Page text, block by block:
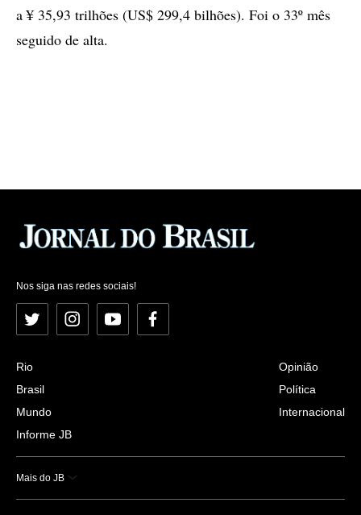
a ¥ 35,93 trilhões (US$ 299,4 bilhões). Foi o 33º mês
seguido de alta.
Nos siga nas redes sociais!
Twitter InstagramYouTubeFacebook
Rio
Brasil
Mundo
Informe JB
Opinião
Política
Internacional
Mais do JB
Esportes